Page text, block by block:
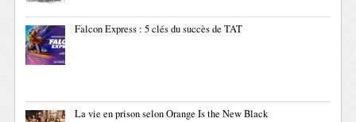
Falcon Express : 5 clés du succès de TAT
La vie en prison selon Orange Is the New Black